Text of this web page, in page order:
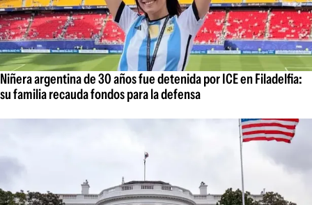
Niñera argentina de 30 años fue detenida por ICE en Filadelfia:
su familia recauda fondos para la defensa